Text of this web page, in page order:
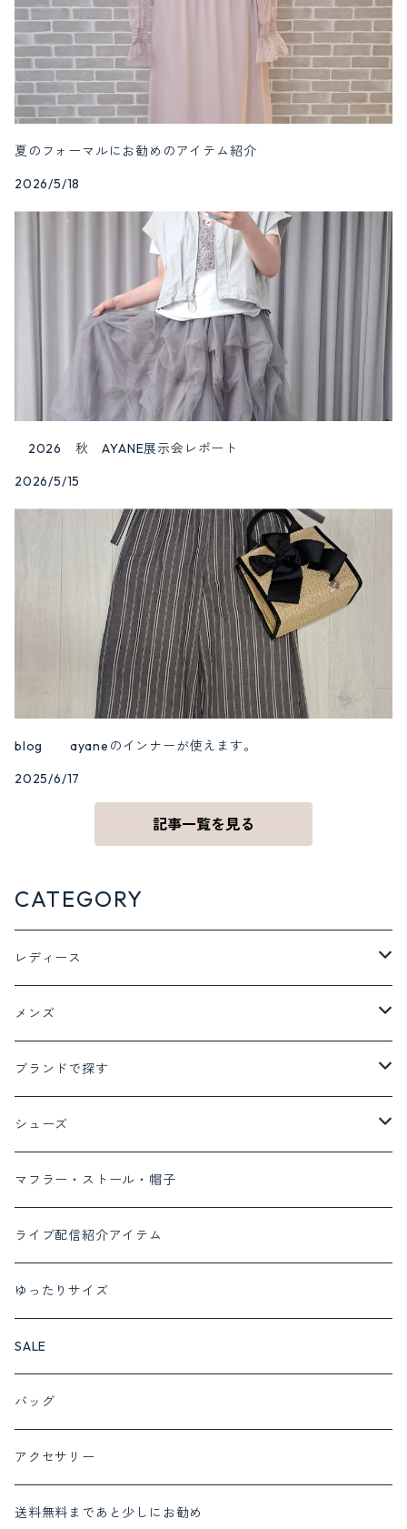
夏のフォーマルにお勧めのアイテム紹介
2026/5/18
2026 秋 AYANE展示会レポート
2026/5/15
blog ayaneのインナーが使えます。
2025/6/17
記事一覧を見る
CATEGORY
レディース
ジャケット アウター
ジャケット
コート
トップス
Tシャツ
ブラウス
チュニック
ベスト
ボトム
デニム
パンツ
ワンピース
セットアップ対応商品
セットアップ
cafune set 1
cafune set 2
フォーマルにおすすめ
サロペット
インナー
メンズ
ボトム
デニム
トップス
ブランドで探す
ayane
MONILE
Lalliamu
c.c.cross
SUGARROSE
ROSIEE
QTUME
NUS
シューズ
パンプス
サンダル
ブーツ
スニーカー
マフラー・ストール・帽子
ライブ配信紹介アイテム
ゆったりサイズ
SALE
バッグ
アクセサリー
送料無料まであと少しにお勧め